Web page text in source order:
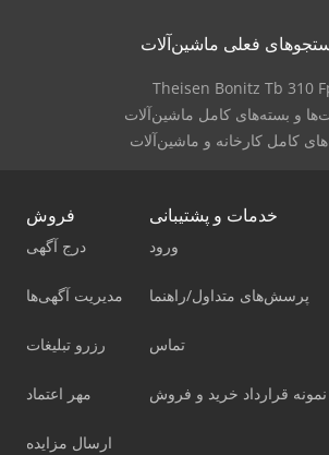
Theisen Bonitz Tb 310
و بسته‌های کامل ماشین‌آلات
کامل کارخانه و ماشین‌آلات
فروش
درج آگهی
مدیریت آگهی‌ها
رزرو تبلیغات
مهر اعتماد
ارسال مزایده
خدمات و پشتیبانی
ورود
پرسش‌های متداول/راهنما
تماس
نمونه قرارداد خرید و فروش